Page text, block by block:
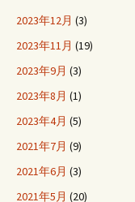
2023年12月 (3)
2023年11月 (19)
2023年9月 (3)
2023年8月 (1)
2023年4月 (5)
2021年7月 (9)
2021年6月 (3)
2021年5月 (20)